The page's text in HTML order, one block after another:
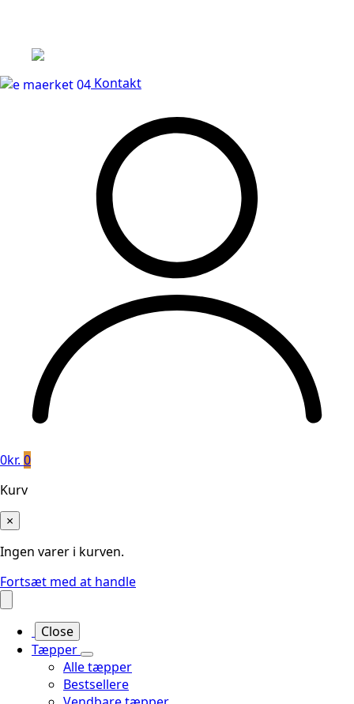
Kontakt
0kr. 0
Kurv
×
Ingen varer i kurven.
Fortsæt med at handle
Close
Tæpper
Alle tæpper
Bestsellere